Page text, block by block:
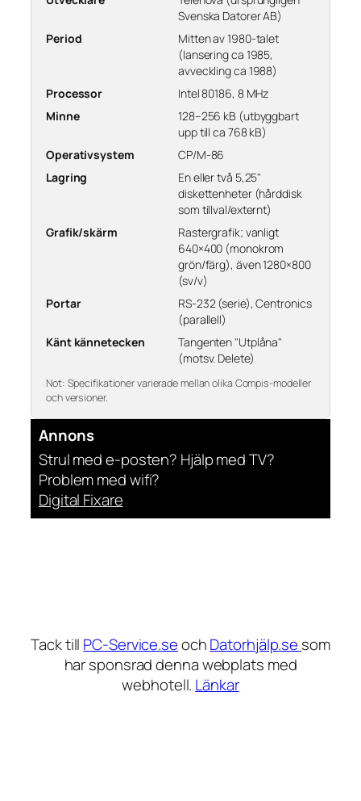
Svenska Datorer AB)
Period
Mitten av 1980-talet
(lansering ca 1985,
avveckling ca 1988)
Processor
Intel 80186, 8 MHz
Minne
128–256 kB (utbyggbart
upp till ca 768 kB)
Operativsystem
CP/M-86
Lagring
En eller två 5,25"
diskettenheter (hårddisk
som tillval/externt)
Grafik/skärm
Rastergrafik; vanligt
640×400 (monokrom
grön/färg), även 1280×800
(sv/v)
Portar
RS-232 (serie), Centronics
(parallell)
Känt kännetecken
Tangenten "Utplåna"
(motsv. Delete)
Not: Specifikationer varierade mellan olika Compis-modeller
och versioner.
Annons
Strul med e-posten? Hjälp med TV?
Problem med wifi?
Digital Fixare
Tack till PC-Service.seochDatorhjälp.se som
har sponsrad denna webplats med
webhotell. Länkar